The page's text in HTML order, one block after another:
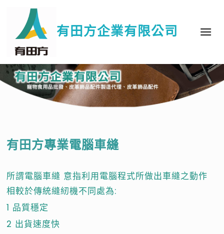
有田方企業有限公司
有田方專業電腦車縫
所謂電腦車縫 意指利用電腦程式所做出車縫之動作
相較於傳統縫紉機不同處為:
1 品質穩定
2 出貨速度快